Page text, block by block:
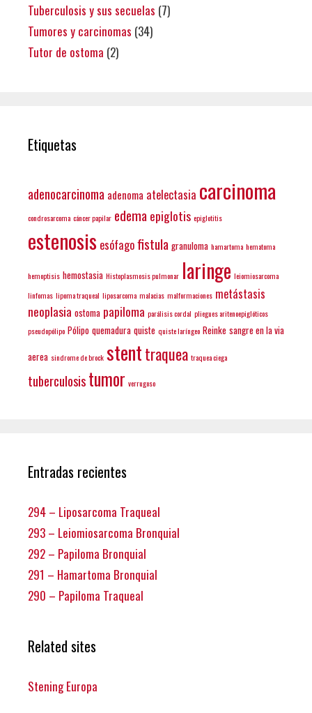
Tuberculosis y sus secuelas (7)
Tumores y carcinomas (34)
Tutor de ostoma (2)
Etiquetas
adenocarcinoma adenoma atelectasia carcinoma
condrosarcoma cáncer papilar edema epiglotis epiglotitis
estenosis esófagofistula granuloma hamartoma hematoma
hemoptisis hemostasia Histoplasmosis pulmonar laringe leiomiosarcoma
linfomas lipoma traqueal liposarcoma malacias malformaciones metástasis
neoplasia ostoma papiloma parálisis cordal pliegues aritenoepiglóticos
pseudopólipo Pólipo quemadura quiste quiste laríngeo Reinke sangre en la via
aerea sindrome de brock stenttraquea traquea ciega
tuberculosistumor verrugoso
Entradas recientes
294 – Liposarcoma Traqueal
293 – Leiomiosarcoma Bronquial
292 – Papiloma Bronquial
291 – Hamartoma Bronquial
290 – Papiloma Traqueal
Related sites
Stening Europa